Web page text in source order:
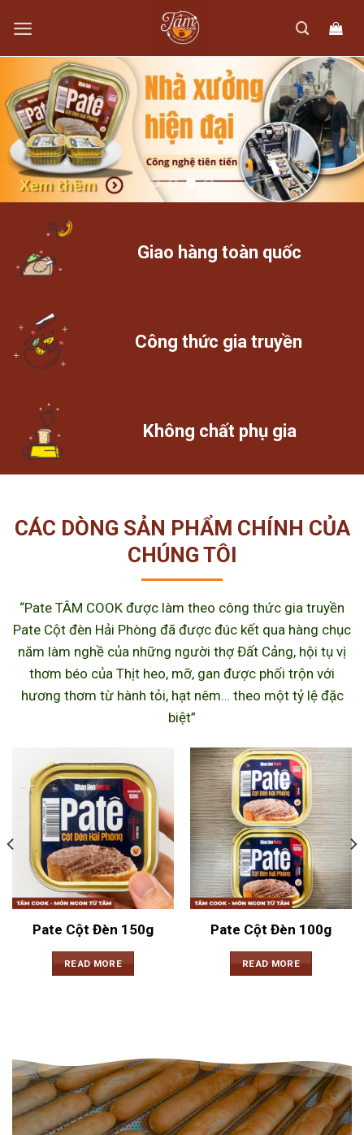
content
Giao hàng toàn quốc
Công thức gia truyền
Không chất phụ gia
CÁC DÒNG SẢN PHẨM CHÍNH CỦA
CHÚNG TÔI
“Pate TÂM COOK được làm theo công thức gia truyền
Pate Cột đèn Hải Phòng đã được đúc kết qua hàng chục
năm làm nghề của những người thợ Đất Cảng, hội tụ vị
thơm béo của Thịt heo, mỡ, gan được phối trộn với
hương thơm từ hành tỏi, hạt nêm… theo một tỷ lệ đặc
biệt”
Pate Cột Đèn 150g
READ MORE
Pate Cột Đèn 100g
READ MORE